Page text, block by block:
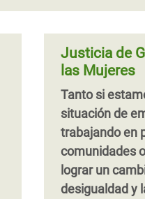
Justicia de
las Mujeres
Tanto si
situación de
trabajando en
comunidades
lograr un
desigualdad y